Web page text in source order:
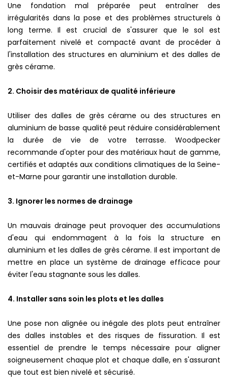
Une fondation mal préparée peut entraîner des
irrégularités dans la pose et des problèmes structurels à
long terme. Il est crucial de s'assurer que le sol est
parfaitement nivelé et compacté avant de procéder à
l'installation des structures en aluminium et des dalles de
grès cérame.
2. Choisir des matériaux de qualité inférieure
Utiliser des dalles de grès cérame ou des structures en
aluminium de basse qualité peut réduire considérablement
la durée de vie de votre terrasse. Woodpecker
recommande d'opter pour des matériaux haut de gamme,
certifiés et adaptés aux conditions climatiques de la Seine-
et-Marne pour garantir une installation durable.
3. Ignorer les normes de drainage
Un mauvais drainage peut provoquer des accumulations
d'eau qui endommagent à la fois la structure en
aluminium et les dalles de grès cérame. Il est important de
mettre en place un système de drainage efficace pour
éviter l'eau stagnante sous les dalles.
4. Installer sans soin les plots et les dalles
Une pose non alignée ou inégale des plots peut entraîner
des dalles instables et des risques de fissuration. Il est
essentiel de prendre le temps nécessaire pour aligner
soigneusement chaque plot et chaque dalle, en s'assurant
que tout est bien nivelé et sécurisé.